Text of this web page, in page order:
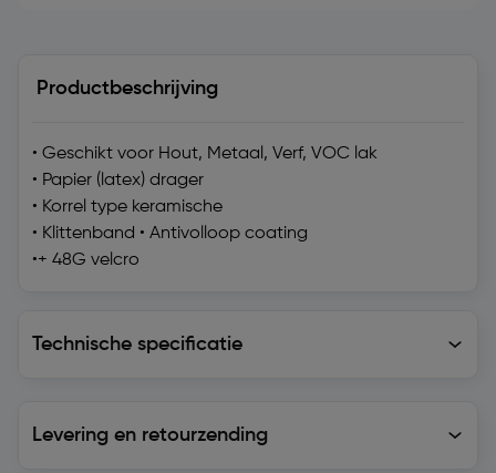
Productbeschrijving
• Geschikt voor Hout, Metaal, Verf, VOC lak
• Papier (latex) drager
• Korrel type keramische
• Klittenband • Antivolloop coating
•+ 48G velcro
Technische specificatie
Levering en retourzending